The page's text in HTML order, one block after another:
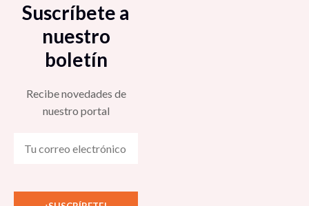
Suscríbete a
nuestro
boletín
Recibe novedades de
nuestro portal